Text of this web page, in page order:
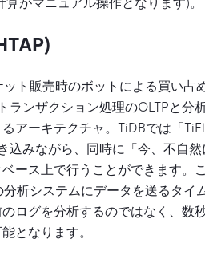
ト販売時のボットによる買い占
ンザクション処理のOLTPと分
アーキテクチャ。TiDBでは「
込みながら、同時に「今、不自
ース上で行うことができます。
析システムにデータを送るタイ
ログを分析するのではなく、数
となります。